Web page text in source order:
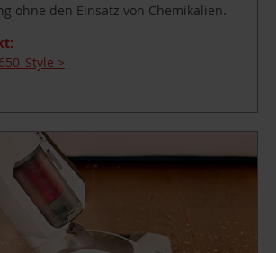
ohne den Einsatz von Chemikalien.
>